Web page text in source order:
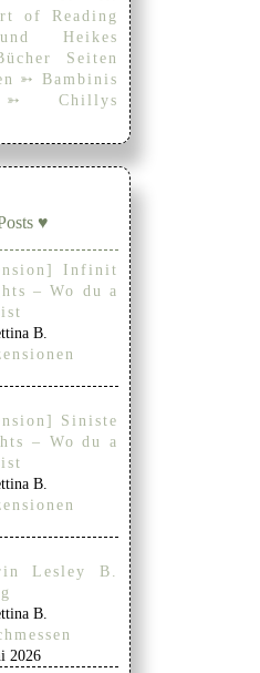
of Reading
Heikes
Seiten
➳ Bambinis
➳ Chillys
♥
Infinit
– Wo du a
B.
Siniste
– Wo du a
B.
Lesley B.
B.
2026